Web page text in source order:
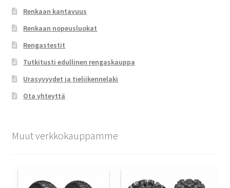
Renkaan kantavuus
Renkaan nopeusluokat
Rengastestit
Tutkitusti edullinen rengaskauppa
Urasyvyydet ja tieliikennelaki
Ota yhteyttä
Muut verkkokauppamme